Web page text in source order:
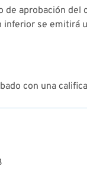
de aprobación
inferior se emitirá
con una